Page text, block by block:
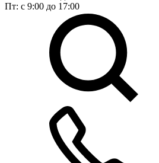
Пт: с 9:00 до 17:00